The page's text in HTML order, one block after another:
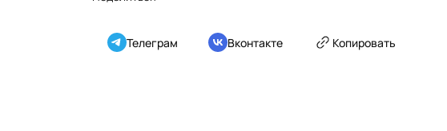
Телеграм Вконтакте Копировать